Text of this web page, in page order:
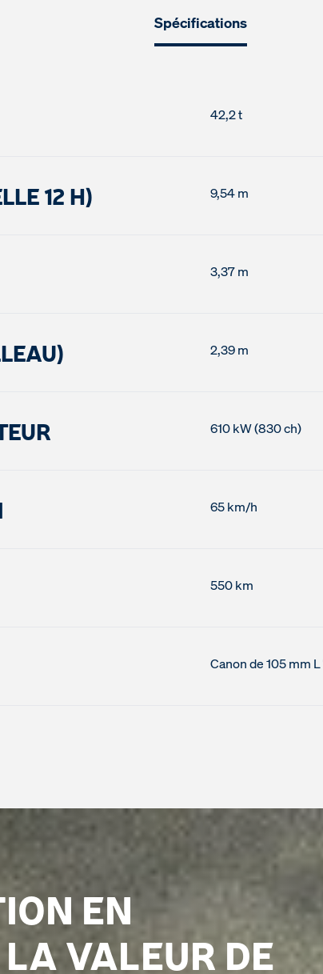
Spécifications
42,2 t
12 H) 9,54 m
3,37 m
2,39 m
610 kW (830 ch)
65 km/h
550 km
Canon de 105 mm
EN
VALEUR DE